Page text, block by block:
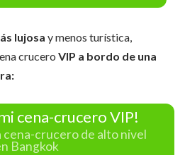
lujosa y menos turística,
crucero VIP a bordo de una
cena-crucero VIP!
cena-crucero de alto nivel
Bangkok